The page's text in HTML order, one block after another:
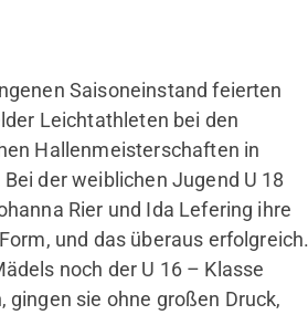
Saisoneinstand feierten
Leichtathleten bei den
Hallenmeisterschaften in
der weiblichen Jugend U 18
Rier und Ida Lefering ihre
und das überaus erfolgreich.
noch der U 16 – Klasse
gingen sie ohne großen Druck,